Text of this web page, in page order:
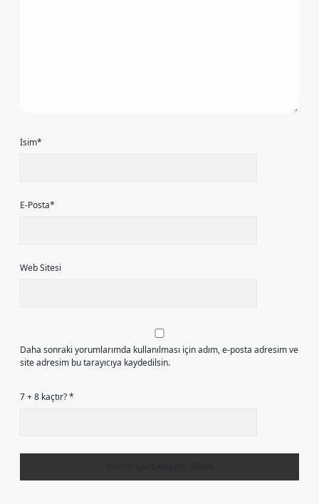
İsim*
E-Posta*
Web Sitesi
Daha sonraki yorumlarımda kullanılması için adım, e-posta adresim ve
site adresim bu tarayıcıya kaydedilsin.
7 + 8 kaçtır?*